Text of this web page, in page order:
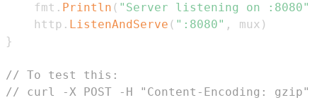
	fmt
. Println ( "Server listening on :8080"
	http
. ListenAndServe ( ":8080" , mux )
}
// To test this:
// curl -X POST -H "Content-Encoding: